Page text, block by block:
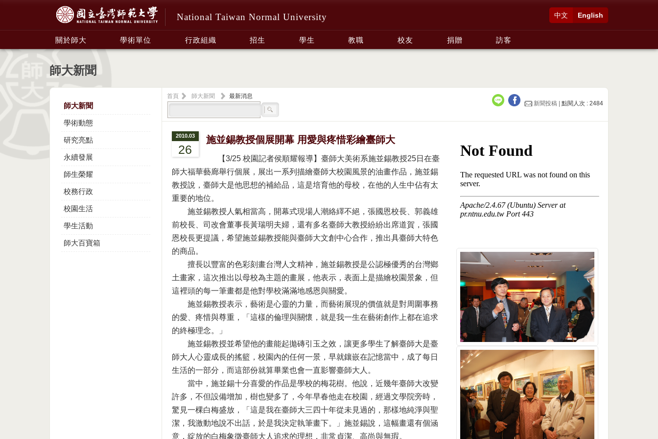
National Taiwan Normal University English
中文
關於師大 學術單位 行政組織 招生 學生 教職 校友 捐贈 訪客
師大新聞
師大新聞
學術動態
研究亮點
永續發展
師生榮耀
校務行政
校園生活
學生活動
師大百寶箱
首頁 師大新聞
最新消息
新聞投稿 |點閱人次 : 2484
2010.03
26
施並錫教授個展開幕 用愛與疼惜彩繪臺師大
【3/25 校園記者侯順耀報導】臺師大美術系施並錫教授25日在臺
師大福華藝廊舉行個展，展出一系列描繪臺師大校園風景的油畫作品，施並錫
教授說，臺師大是他思想的補給品，這是培育他的母校，在他的人生中佔有太
重要的地位。
施並錫教授人氣相當高，開幕式現場人潮絡繹不絕，張國恩校長、郭義雄
前校長、司改會董事長黃瑞明夫婦，還有多名臺師大教授紛紛出席道賀，張國
恩校長更提議，希望施並錫教授能與臺師大文創中心合作，推出具臺師大特色
的商品。
擅長以豐富的色彩刻畫台灣人文精神，施並錫教授是公認極優秀的台灣鄉
土畫家，這次推出以母校為主題的畫展，他表示，表面上是描繪校園景象，但
這裡頭的每一筆畫都是他對學校滿滿地感恩與關愛。
施並錫教授表示，藝術是心靈的力量，而藝術展現的價值就是對周圍事務
的愛、疼惜與尊重，「這樣的倫理與關懷，就是我一生在藝術創作上都在追求
的終極理念。」
施並錫教授並希望他的畫能起拋磚引玉之效，讓更多學生了解臺師大是臺
師大人心靈成長的搖籃，校園內的任何一景，早就鑲嵌在記憶當中，成了每日
生活的一部分，而這部份就算畢業也會一直影響臺師大人。
當中，施並錫十分喜愛的作品是學校的梅花樹。他說，近幾年臺師大改變
許多，不但設備增加，樹也變多了，今年早春他走在校園，經過文學院旁時，
驚見一棵白梅盛放，「這是我在臺師大三四十年從未見過的，那樣地純淨與聖
潔，我激動地說不出話，於是我決定執筆畫下。」施並錫說，這幅畫還有個涵
意，綻放的白梅象徵臺師大人追求的理想，非常貞潔、高尚與無瑕。